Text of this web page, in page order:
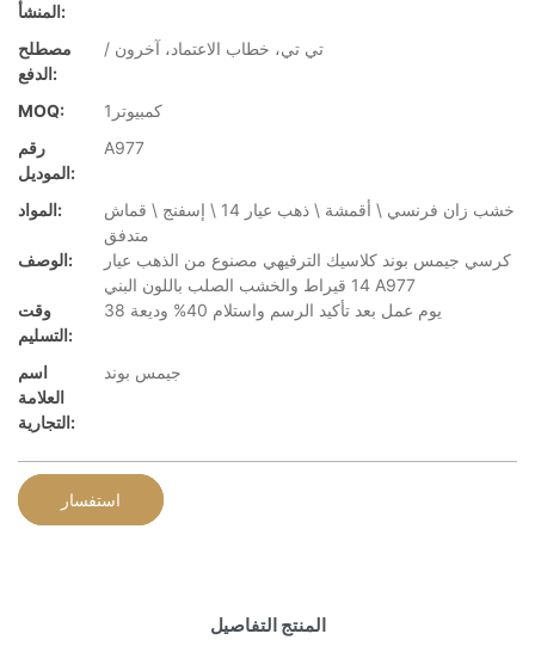
المنشأ:
مصطلح
الدفع:
/ تي تي، خطاب الاعتماد، آخرون
MOQ:
كمبيوتر1
رقم
الموديل:
A977
المواد:
خشب زان فرنسي \ أقمشة \ ذهب عيار 14 \ إسفنج \ قماش
متدفق
الوصف:
كرسي جيمس بوند كلاسيك الترفيهي مصنوع من الذهب عيار
14 قيراط والخشب الصلب باللون البني A977
وقت
التسليم:
38 يوم عمل بعد تأكيد الرسم واستلام 40% وديعة
اسم
العلامة
التجارية:
جيمس بوند
استفسار
المنتج التفاصيل